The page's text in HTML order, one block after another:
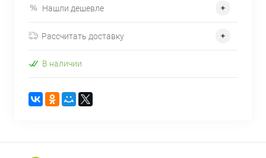
Нашли дешевле
Рассчитать доставку
В наличии